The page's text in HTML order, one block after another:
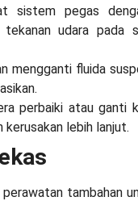
sistem pegas
udara pada
mengganti fluida
perbaiki atau ganti
lebih lanjut.
tambahan